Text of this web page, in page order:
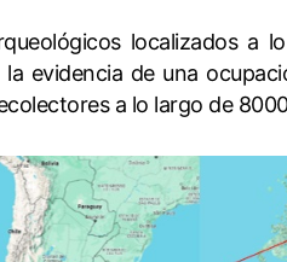
localizados a
la evidencia de una
a lo largo de